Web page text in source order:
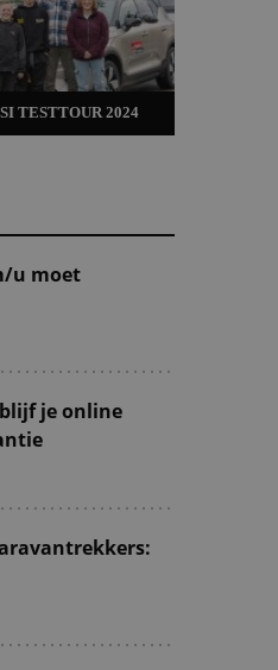
TESTTOUR 2024
u moet
je online